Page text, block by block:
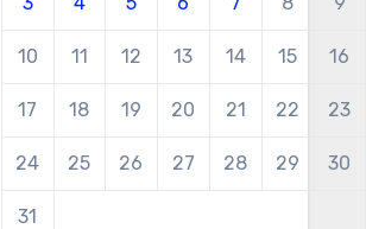
10 11 12 13 14 15 16
17 18 19 20 21 22 23
24 25 26 27 28 29 30
31